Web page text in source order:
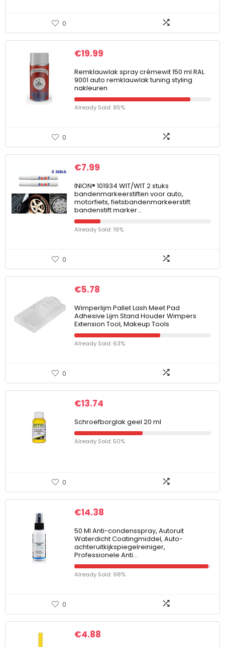
0
€19.99
Remklauwlak spray crèmewit 150 ml RAL
9001 auto remklauwlak tuning styling
nakleuren
Already Sold: 85%
0
€7.99
INION® 101934 WIT/WIT 2 stuks
bandenmarkeerstiften voor auto,
motorfiets, fietsbandenmarkeerstift
bandenstift marker…
Already Sold: 19%
0
€5.78
Wimperlijm Pallet Lash Meet Pad
Adhesive Lijm Stand Houder Wimpers
Extension Tool, Makeup Tools
Already Sold: 63%
0
€13.74
Schroefborglak geel 20 ml
Already Sold: 50%
0
€14.38
50 Ml Anti-condensspray, Autoruit
Waterdicht Coatingmiddel, Auto-
achteruitkijkspiegelreiniger,
Professionele Anti…
Already Sold: 98%
0
€4.88